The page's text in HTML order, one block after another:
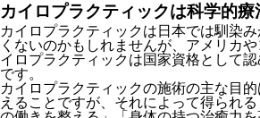
カイロプラクティックは科学的
カイロプラクティックは日本では馴染
くないのかもしれませんが、アメリカ
イロプラクティックは国家資格として
です。
カイロプラクティックの施術の主な目
えることですが、それによって得られ